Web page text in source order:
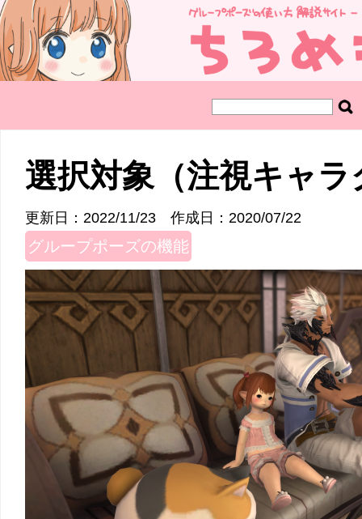
選択対象（注視キャラ
更新日：2022/11/23 作成日：2020/07/22
グループポーズの機能